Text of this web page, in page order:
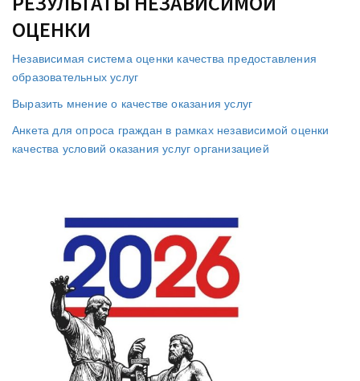
ОЦЕНКИ
Независимая система оценки качества предоставления
образовательных услуг
Выразить мнение о качестве оказания услуг
Анкета для опроса граждан в рамках независимой оценки
качества условий оказания услуг организацией